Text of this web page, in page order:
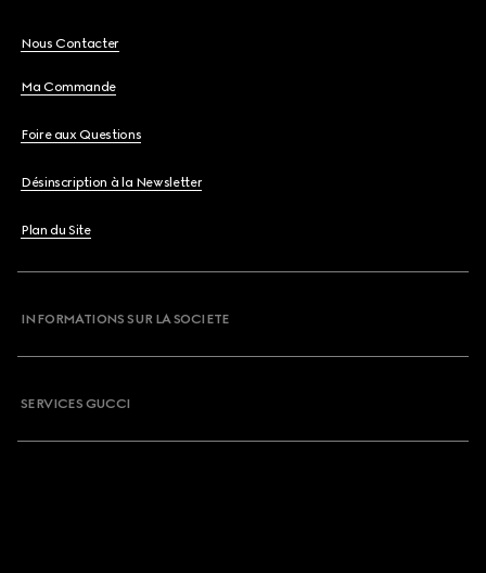
Nous Contacter
Ma Commande
Foire aux Questions
Désinscription à la Newsletter
Plan du Site
INFORMATIONS SUR LA SOCIETE
SERVICES GUCCI